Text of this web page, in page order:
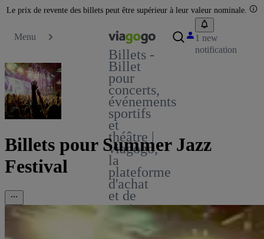
Le prix de revente des billets peut être supérieur à leur valeur nominale.
Menu
Billets -
Billet
pour
concerts,
événements
sportifs
et
théâtre |
viagogo,
la
plateforme
d'achat
et de
vente
de
billets
1 new
notification
Billets pour Summer Jazz
Festival